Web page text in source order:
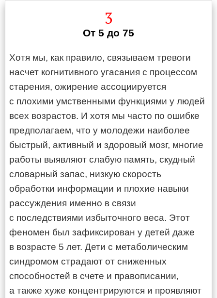
3
От 5 до 75
Хотя мы, как правило, связываем тревоги
насчет когнитивного угасания с процессом
старения, ожирение ассоциируется
с плохими умственными функциями у людей
всех возрастов. И хотя мы часто по ошибке
предполагаем, что у молодежи наиболее
быстрый, активный и здоровый мозг, многие
работы выявляют слабую память, скудный
словарный запас, низкую скорость
обработки информации и плохие навыки
рассуждения именно в связи
с последствиями избыточного веса. Этот
феномен был зафиксирован у детей даже
в возрасте 5 лет. Дети с метаболическим
синдромом страдают от сниженных
способностей в счете и правописании,
а также хуже концентрируются и проявляют